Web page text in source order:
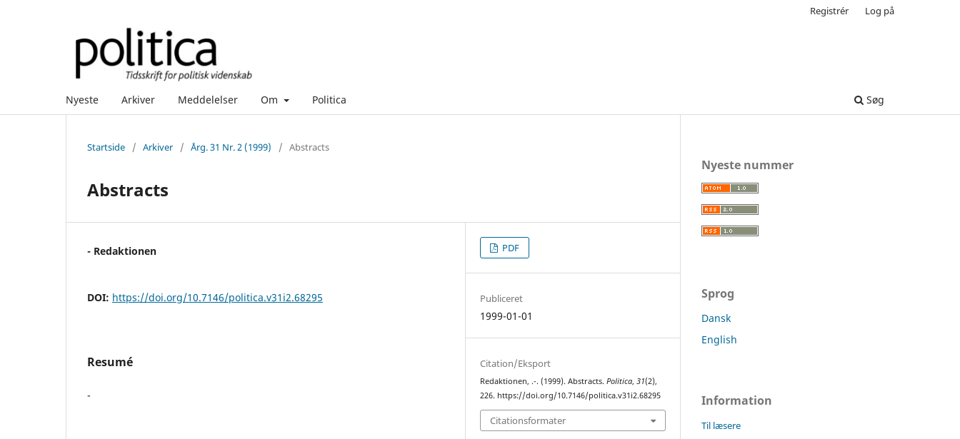
Nyeste Arkiver Meddelelser Om Politica Søg
Registrér Log på
Startside / Arkiver / Årg. 31 Nr. 2 (1999) / Abstracts
Abstracts
- Redaktionen
DOI: https://doi.org/10.7146/politica.v31i2.68295
Resumé
-
PDF
Publiceret
1999-01-01
Citation/Eksport
Redaktionen, .-. (1999). Abstracts.Politica,31(2),
226. https://doi.org/10.7146/politica.v31i2.68295
Citationsformater
Nyeste nummer
Sprog
Dansk
English
Information
Til læsere